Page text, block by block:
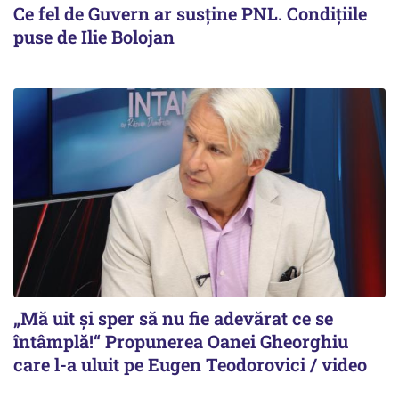
Ce fel de Guvern ar susține PNL. Condițiile
puse de Ilie Bolojan
„Mă uit și sper să nu fie adevărat ce se
întâmplă!“ Propunerea Oanei Gheorghiu
care l-a uluit pe Eugen Teodorovici / video